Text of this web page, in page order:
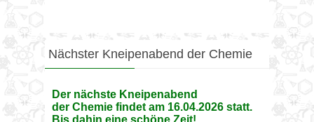
Nächster Kneipenabend der Chemie
Der nächste Kneipenabend
der Chemie findet am 16.04.2026 statt.
Bis dahin eine schöne Zeit!